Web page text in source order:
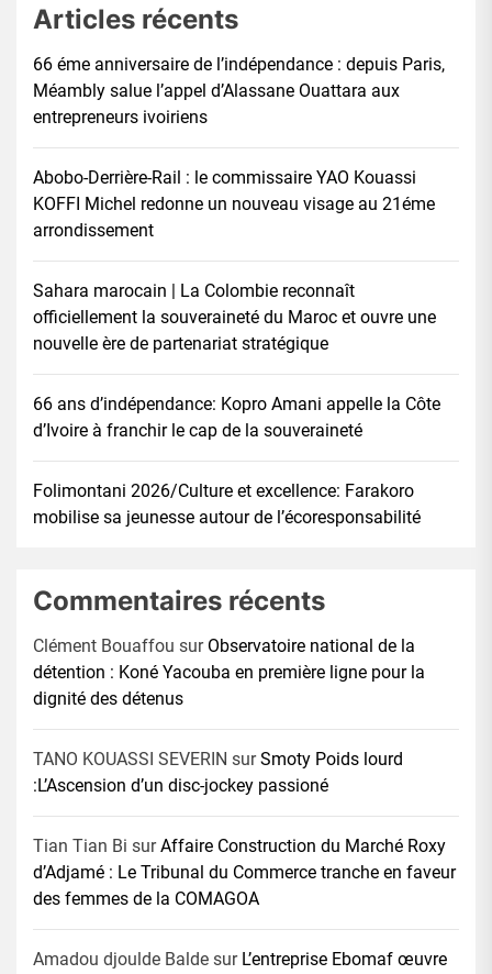
Articles récents
66 éme anniversaire de l’indépendance : depuis Paris,
Méambly salue l’appel d’Alassane Ouattara aux
entrepreneurs ivoiriens
Abobo-Derrière-Rail : le commissaire YAO Kouassi
KOFFI Michel redonne un nouveau visage au 21éme
arrondissement
Sahara marocain | La Colombie reconnaît
officiellement la souveraineté du Maroc et ouvre une
nouvelle ère de partenariat stratégique
66 ans d’indépendance: Kopro Amani appelle la Côte
d’Ivoire à franchir le cap de la souveraineté
Folimontani 2026/Culture et excellence: Farakoro
mobilise sa jeunesse autour de l’écoresponsabilité
Commentaires récents
Clément Bouaffou sur Observatoire national de la
détention : Koné Yacouba en première ligne pour la
dignité des détenus
TANO KOUASSI SEVERIN surSmoty Poids lourd
:L’Ascension d’un disc-jockey passioné
Tian Tian Bi surAffaire Construction du Marché Roxy
d’Adjamé : Le Tribunal du Commerce tranche en faveur
des femmes de la COMAGOA
Amadou djoulde Balde sur L’entreprise Ebomaf œuvre